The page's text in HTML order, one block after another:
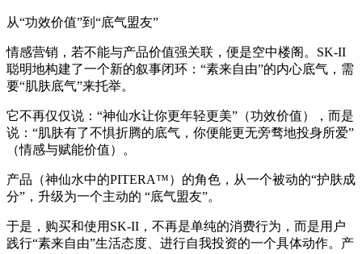
从“功效价值”到“底气盟友”
情感营销，若不能与产品价值强关联，便是空中楼阁。SK-II
聪明地构建了一个新的叙事闭环：“素来自由”的内心底气，需
要“肌肤底气”来托举。
它不再仅仅说：“神仙水让你更年轻更美”（功效价值），而是
说：“肌肤有了不惧折腾的底气，你便能更无旁骛地投身所爱”
（情感与赋能价值）。
产品（神仙水中的PITERA™）的角色，从一个被动的“护肤成
分”，升级为一个主动的 “底气盟友”。
于是，购买和使用SK-II，不再是单纯的消费行为，而是用户
践行“素来自由”生活态度、进行自我投资的一个具体动作。产